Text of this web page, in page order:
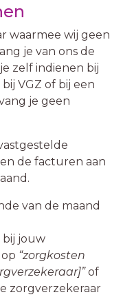
waarmee wij geen
je van ons de
zelf indienen bij
bij VGZ of bij een
je geen
de facturen aan
van de maand
bij jouw
“zorgkosten
of
zorgverzekeraar